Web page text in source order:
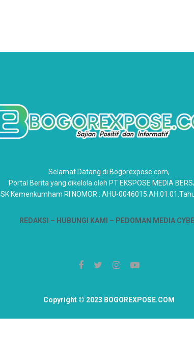
Selamat Datang di Bogorexpose.com,
Portal Berita yang dikelola oleh PT EKSPOSE MEDIA
SK Kemenkumham RI NOMOR : AHU-
REDAKSI – HUBUNGI KAMI – PEDOMAN MEDIA
Copyright © 2023 BOGOREXPOSE.COM